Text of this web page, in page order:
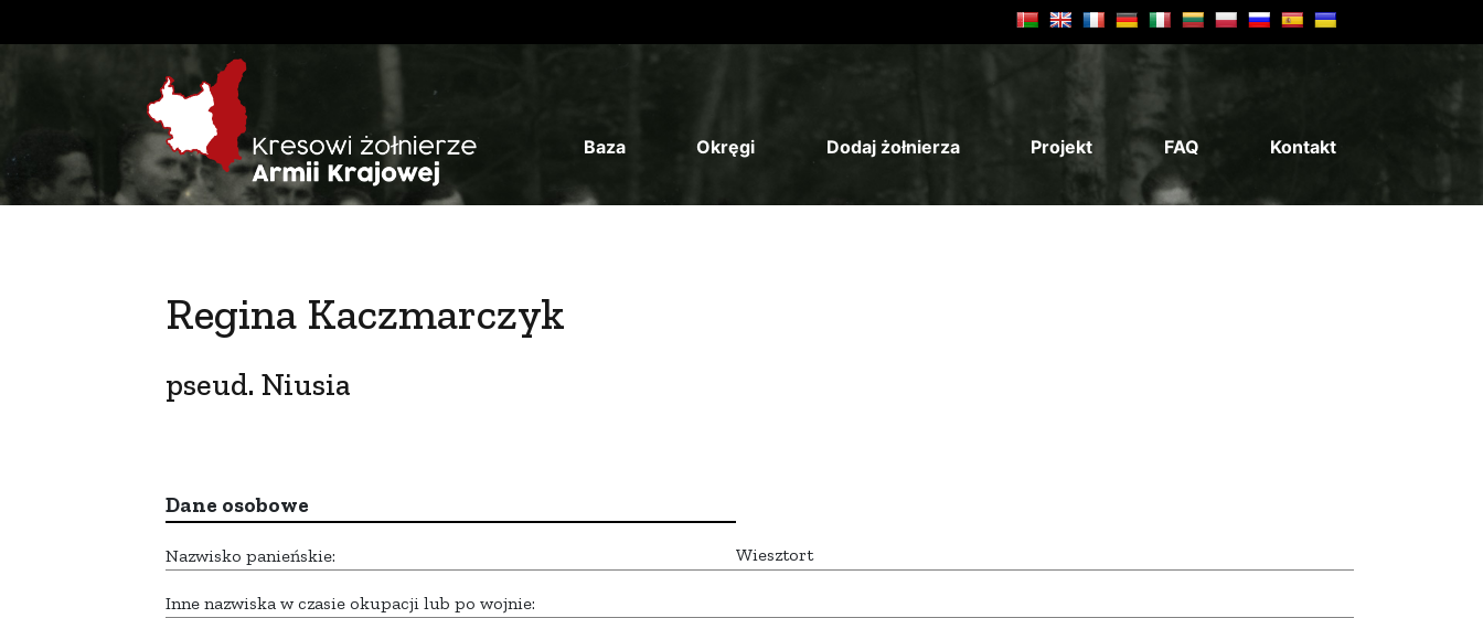
Baza Okręgi Dodaj żołnierza Projekt FAQ Kontakt
Regina Kaczmarczyk
pseud. Niusia
Dane osobowe
Nazwisko panieńskie: Wiesztort
Inne nazwiska w czasie okupacji lub po wojnie: